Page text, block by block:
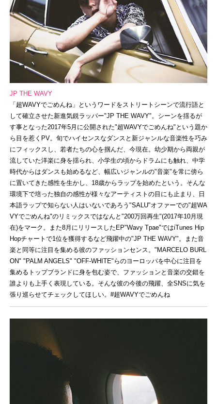
JP THE WAVY
「超WAVYでごめんね」というワードをストリートシーンで流行語と
して確立させた新進気鋭ラッパー"JP THE WAVY"。シーンを揺るが
す事となった2017年5月に公開された"超WAVYでごめんね"という題か
ら目を惹くPV。旬でハイセンスなダンスと新ジャンルな音楽性を巧み
にフィックスし、若者たちの心を掴んだ、今現在。幼少期から両親が
流していた洋楽に身を揺られ、小学生の頃からドラムにも触れ、中学
時代からはダンスも始めるなど、幅広いジャンルの"音楽"を常に傍ら
に置いてきた感性を生かし、18歳からラップを始めたという。そんな
環境下で培った独自の感性が様々なアーティストの目にも止まり、日
本語ラップで知らない人はいないであろう"SALU"オファーでの"超WA
VYでごめんね"のリミックスではなんと"200万回再生"(2017年10月現
在)をマーク。また8月にリリースしたEP"Wavy Tpae"ではiTunes Hip
Hopチャートで1位を獲得するなど飛躍中の"JP THE WAVY"。また音
楽と同等に注目を集める彼のファッションセンス。"MARCELO BURL
ON" "PALM ANGELS" "OFF-WHITE"らのヨーロッパを中心に注目を
集めるトップブランドに身を包む姿で、ファッションと音楽の交錯を
誰よりも上手く表現している。そんな彼の今後の飛躍、全SNSに気を
張り巡らせてチェックしてほしい。#超WAVYでごめんね